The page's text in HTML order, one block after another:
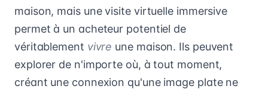
maison, mais une visite virtuelle immersive
permet à un acheteur potentiel de
véritablement vivre une maison. Ils peuvent
explorer de n'importe où, à tout moment,
créant une connexion qu'une image plate ne